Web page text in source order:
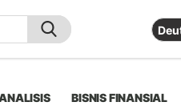
BISNIS FINANSIAL